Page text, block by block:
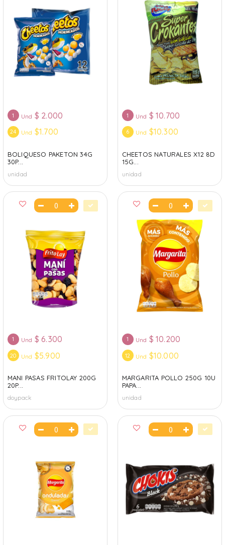
1 Und $ 2.000
24 Und $1.700
BOLIQUESO PAKETON 34G
30P...
unidad
1 Und $ 10.700
6 Und $10.300
CHEETOS NATURALES X12 8D
15G...
unidad
1 Und $ 6.300
20 Und $5.900
MANI PASAS FRITOLAY 200G
20P...
doypack
1 Und $ 10.200
12 Und $10.000
MARGARITA POLLO 250G 10U
PAPA...
unidad